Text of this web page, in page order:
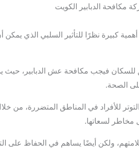
مكافحة الدبابير الكويت
كبيرة نظرًا للتأثير السلبي الذي يمكن
للسكان فيجب مكافحة عش الدبابير، حيث
الصحة.
للأفراد في المناطق المتضررة، من
مخاطر لسعاتها.
ولكن أيضًا يساهم في الحفاظ على